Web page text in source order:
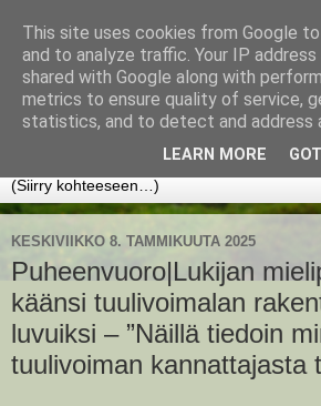
www.jyrkikokko.fi
Uusi Suunta - Jokainen hetki tarjoaa
KESKIVIIKKO 8. TAMMIKUUTA 2025
Puheenvuoro|Lukijan
käänsi tuulivoimalan
luvuiksi – ”Näillä tiedoin
tuulivoiman kannattajasta
This site uses cookies from Google
and to analyze traffic. Your IP
shared with Google along with
metrics to ensure quality of service,
statistics, and to detect and address
LEARN MORE